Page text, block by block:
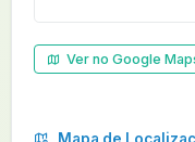
Ver no Google